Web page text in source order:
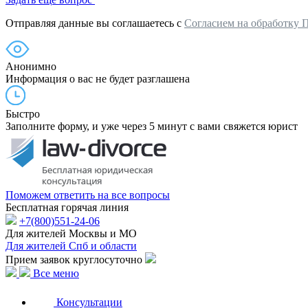
Отправляя данные вы соглашаетесь с Согласием на обработку
Анонимно
Информация о вас не будет разглашена
Быстро
Заполните форму, и уже через 5 минут с вами свяжется юрист
Поможем ответить на все вопросы
Бесплатная горячая линия
+7(800)551-24-06
Для жителей Москвы и МО
Для жителей Спб и области
Прием заявок круглосуточно
Все меню
Консультации